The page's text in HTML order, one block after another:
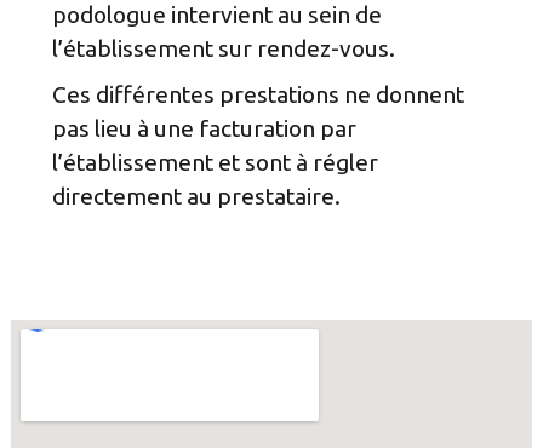
podologue intervient au sein de
l’établissement sur rendez-vous.
Ces différentes prestations ne donnent
pas lieu à une facturation par
l’établissement et sont à régler
directement au prestataire.